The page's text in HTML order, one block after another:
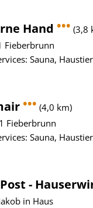
Hand ••• (3,8
Fieberbrunn
Sauna,
••• (4,0 km)
Fieberbrunn
Sauna,
-
in Haus